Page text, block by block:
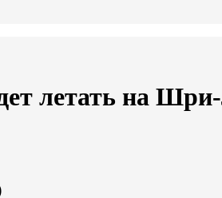
летать на